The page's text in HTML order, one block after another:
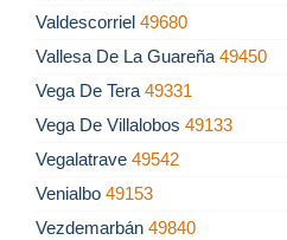
Valdescorriel 49680
Vallesa De La Guareña 49450
Vega De Tera 49331
Vega De Villalobos 49133
Vegalatrave 49542
Venialbo 49153
Vezdemarbán 49840